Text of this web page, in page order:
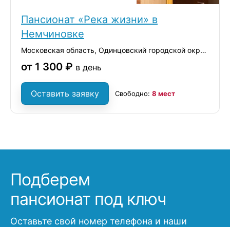
Пансионат «Река жизни» в
Немчиновке
Московская область, Одинцовский городской округ, село Немчиновка, Ольховая улица, 18
от 1 300 ₽ в день
Оставить заявку Свободно: 8 мест
Подберем
пансионат под ключ
Оставьте свой номер телефона и наши